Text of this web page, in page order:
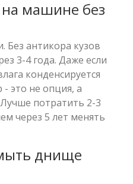
машине без
Без антикора кузов
3-4 года. Даже если
конденсируется
- это не опция, а
потратить 2-3
через 5 лет менять
днище